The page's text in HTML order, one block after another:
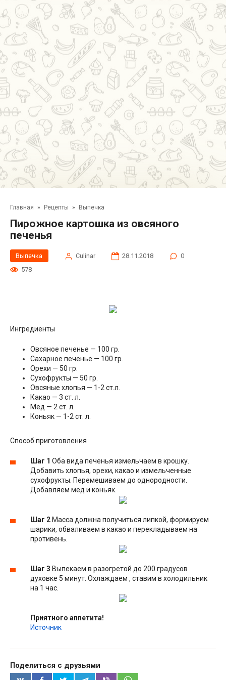
Главная » Рецепты » Выпечка
Пирожное картошка из овсяного
печенья
Выпечка Сulinar 28.11.2018
0
578
Ингредиенты
Овсяное печенье — 100 гр.
Сахарное печенье — 100 гр.
Орехи — 50 гр.
Сухофрукты — 50 гр.
Овсяные хлопья — 1-2 ст.л.
Какао — 3 ст. л.
Мед — 2 ст. л.
Коньяк — 1-2 ст. л.
Способ приготовления
Шаг 1 Оба вида печенья измельчаем в крошку.
Добавить хлопья, орехи, какао и измельченные
сухофрукты. Перемешиваем до однородности.
Добавляем мед и коньяк.
Шаг 2Масса должна получиться липкой, формируем
шарики, обваливаем в какао и перекладываем на
противень.
Шаг 3 Выпекаем в разогретой до 200 градусов
духовке 5 минут. Охлаждаем , ставим в холодильник
на 1 час.
Приятного аппетита!
Источник
Поделиться с друзьями